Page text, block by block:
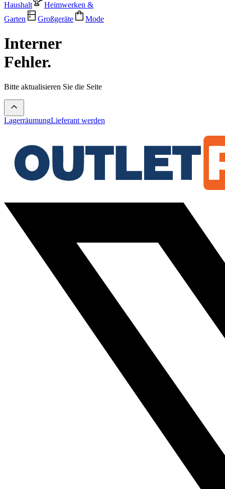
Haushalt
Heimwerken &
Garten
Großgeräte Mode
Interner
Fehler.
Bitte aktualisieren Sie die Seite
LagerräumungLieferant werden